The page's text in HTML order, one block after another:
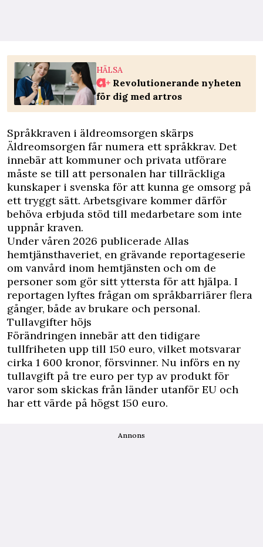
HÄLSA
Revolutionerande nyheten
för dig med artros
Språkkraven i äldreomsorgen skärps
Äldreomsorgen får numera ett språkkrav. Det
innebär att kommuner och privata utförare
måste se till att personalen har tillräckliga
kunskaper i svenska för att kunna ge omsorg på
ett tryggt sätt. Arbetsgivare kommer därför
behöva erbjuda stöd till medarbetare som inte
uppnår kraven.
Under våren 2026 publicerade Allas
hemtjänsthaveriet, en grävande reportageserie
om vanvård inom hemtjänsten och om de
personer som gör sitt yttersta för att hjälpa. I
reportagen lyftes frågan om språkbarriärer flera
gånger, både av brukare och personal.
Tullavgifter höjs
Förändringen innebär att den tidigare
tullfriheten upp till 150 euro, vilket motsvarar
cirka 1 600 kronor, försvinner. Nu införs en ny
tullavgift på tre euro per typ av produkt för
varor som skickas från länder utanför EU och
har ett värde på högst 150 euro.
Annons